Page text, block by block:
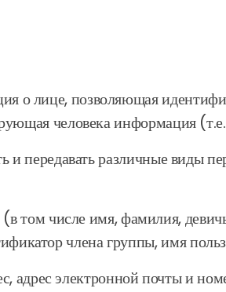
о лице, позволяющая
человека информация
и передавать различные виды
том числе имя, фамилия,
члена группы, имя
адрес электронной почты и